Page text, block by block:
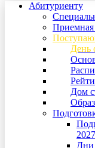
Абитуриенту
Приемная
День
Дом
Дни